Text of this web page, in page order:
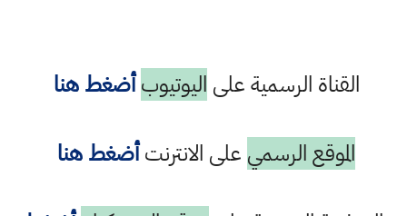
القناة الرسمية على اليوتيوب أضغط هنا
الموقع الرسمي على الانترنتأضغط هنا